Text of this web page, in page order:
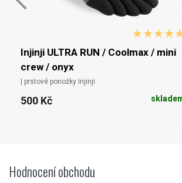
Injinji ULTRA RUN / Coolmax / mini
crew / onyx
| prstové ponožky Injinji
500 Kč
Hodnocení obchodu